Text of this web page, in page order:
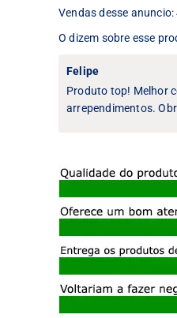
produto
Vendas desse anuncio:
O dizem sobre esse
Felipe
Produto top! Melhor
arrependimentos.